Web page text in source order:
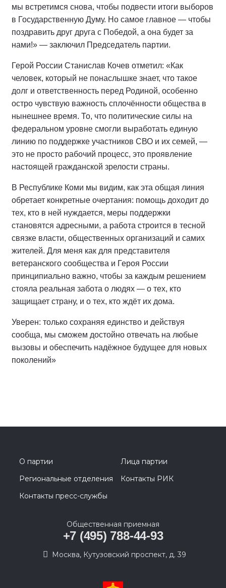
мы встретимся снова, чтобы подвести итоги выборов
в Государственную Думу. Но самое главное — чтобы
поздравить друг друга с Победой, а она будет за
нами!» — заключил Председатель партии.
Герой России Станислав Кочев отметил: «Как
человек, который не понаслышке знает, что такое
долг и ответственность перед Родиной, особенно
остро чувствую важность сплочённости общества в
нынешнее время. То, что политические силы на
федеральном уровне смогли выработать единую
линию по поддержке участников СВО и их семей, —
это не просто рабочий процесс, это проявление
настоящей гражданской зрелости страны.
В Республике Коми мы видим, как эта общая линия
обретает конкретные очертания: помощь доходит до
тех, кто в ней нуждается, меры поддержки
становятся адресными, а работа строится в тесной
связке власти, общественных организаций и самих
жителей. Для меня как для представителя
ветеранского сообщества и Героя России
принципиально важно, чтобы за каждым решением
стояла реальная забота о людях — о тех, кто
защищает страну, и о тех, кто ждёт их дома.
Уверен: только сохраняя единство и действуя
сообща, мы сможем достойно отвечать на любые
вызовы и обеспечить надёжное будущее для новых
поколений»
О партии
Лица партии
Региональные отделения
Контакты РИК
Контакты пресс-службы
Общественная приемная
+7 (495) 788-44-93
Москва, Кутузовский проспект, д. 39